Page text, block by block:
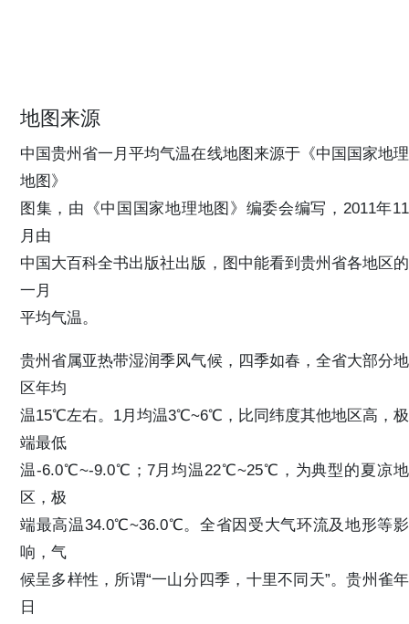
地图来源
中国贵州省一月平均气温在线地图来源于《中国国家地理
地图》
图集，由《中国国家地理地图》编委会编写，2011年11
月由
中国大百科全书出版社出版，图中能看到贵州省各地区的
一月
平均气温。
贵州省属亚热带湿润季风气候，四季如春，全省大部分地
区年均
温15℃左右。1月均温3℃~6℃，比同纬度其他地区高，极
端最低
温-6.0℃~-9.0℃；7月均温22℃~25℃，为典型的夏凉地
区，极
端最高温34.0℃~36.0℃。全省因受大气环流及地形等影
响，气
候呈多样性，所谓“一山分四季，十里不同天”。贵州雀年
日